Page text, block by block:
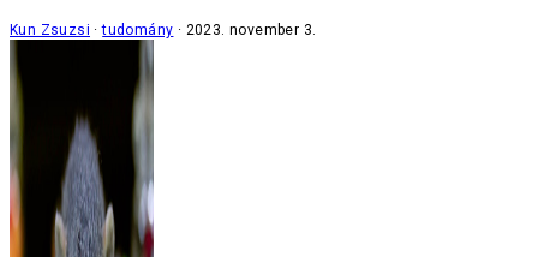
Kun Zsuzsi tudomány 2023. november 3.